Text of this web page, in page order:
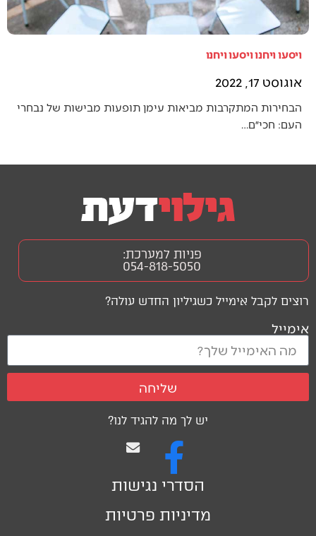
ויסעו ויחנו ויסעו ויחנו
אוגוסט 17, 2022
הבחירות המתקרבות מביאות עימן תופעות מבישות של נבחרי
העם: חכי״ם…
יש לך מה להגיד לנו?
הסדרי נגישות
מדיניות פרטיות
רוצים לקבל אימייל כשגיליון החדש עולה?
אימייל
שליחה
פניות למערכת:
054-818-5050